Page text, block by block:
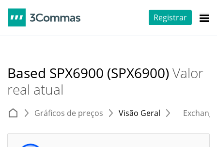
Registrar
Based SPX6900 (SPX6900)Valor
real atual
Gráficos de preços Visão Geral